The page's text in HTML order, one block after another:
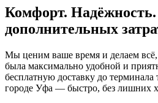
Комфорт. Надёжность.
дополнительных
Мы ценим ваше время и делаем
была максимально удобной и
бесплатную доставку до
городе Уфа — быстро, без лишних